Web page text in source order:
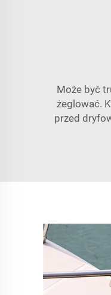
Może być
żeglować.
przed